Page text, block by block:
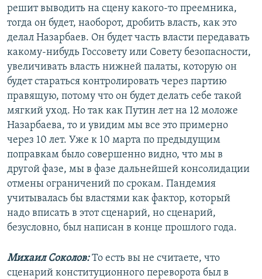
решит выводить на сцену какого-то преемника,
тогда он будет, наоборот, дробить власть, как это
делал Назарбаев. Он будет часть власти передавать
какому-нибудь Госсовету или Совету безопасности,
увеличивать власть нижней палаты, которую он
будет стараться контролировать через партию
правящую, потому что он будет делать себе такой
мягкий уход. Но так как Путин лет на 12 моложе
Назарбаева, то и увидим мы все это примерно
через 10 лет. Уже к 10 марта по предыдущим
поправкам было совершенно видно, что мы в
другой фазе, мы в фазе дальнейшей консолидации
отмены ограничений по срокам. Пандемия
учитывалась бы властями как фактор, который
надо вписать в этот сценарий, но сценарий,
безусловно, был написан в конце прошлого года.
Михаил Соколов:То есть вы не считаете, что
сценарий конституционного переворота был в